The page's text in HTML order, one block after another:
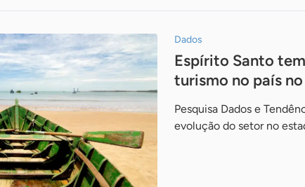
Dados
Espírito Santo
turismo no país
Pesquisa Dados e
evolução do setor no